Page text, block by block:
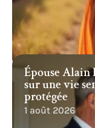
Épouse Alain
sur une vie
protégée
1 août 2026